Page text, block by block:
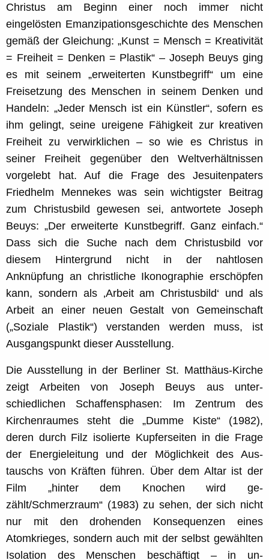
Christus am Beginn einer noch immer nicht
eingelösten Emanzipationsgeschichte des Menschen
gemäß der Gleichung: „Kunst = Mensch = Kreativität
= Freiheit = Denken = Plastik“ – Joseph Beuys ging
es mit seinem „erweiterten Kunstbegriff“ um eine
Freisetzung des Menschen in seinem Denken und
Handeln: „Jeder Mensch ist ein Künstler“, sofern es
ihm gelingt, seine ureigene Fähigkeit zur kreativen
Freiheit zu verwirklichen – so wie es Christus in
seiner Freiheit gegenüber den Weltverhältnissen
vorgelebt hat. Auf die Frage des Jesuitenpaters
Friedhelm Mennekes was sein wichtigster Beitrag
zum Christusbild gewesen sei, antwortete Joseph
Beuys: „Der erweiterte Kunstbegriff. Ganz einfach.“
Dass sich die Suche nach dem Christusbild vor
diesem Hintergrund nicht in der nahtlosen
Anknüpfung an christliche Ikonographie erschöpfen
kann, sondern als ‚Arbeit am Christusbild‘ und als
Arbeit an einer neuen Gestalt von Gemeinschaft
(„Soziale Plastik“) verstanden werden muss, ist
Ausgangspunkt dieser Ausstellung.
Die Ausstellung in der Berliner St. Matthäus-Kirche
zeigt Arbeiten von Joseph Beuys aus unter-
schiedlichen Schaffensphasen: Im Zentrum des
Kirchenraumes steht die „Dumme Kiste“ (1982),
deren durch Filz isolierte Kupferseiten in die Frage
der Energieleitung und der Möglichkeit des Aus-
tauschs von Kräften führen. Über dem Altar ist der
Film „hinter dem Knochen wird ge-
zählt/Schmerzraum“ (1983) zu sehen, der sich nicht
nur mit den drohenden Konsequenzen eines
Atomkrieges, sondern auch mit der selbst gewählten
Isolation des Menschen beschäftigt – in un-